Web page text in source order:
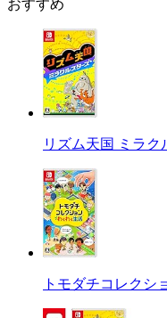
おすすめ
リズム天国 ミラク
トモダチコレクシ